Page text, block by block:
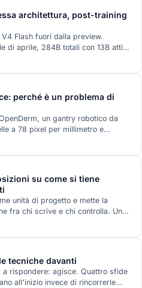
architettura, post-training
Flash fuori dalla preview.
di aprile, 284B totali con 13B attivi,
rifatto: Terminal-Bench 2.1
perché è un problema di
un gantry robotico da
a 78 pixel per millimetro e
diagnosi precoce non è il
software AI approvato per
su come si tiene
unità di progetto e mette la
fra chi scrive e chi controlla. Un
il ciclo con un DAG statico, e
l'orchestratore in svantaggio.
i token di una chat per un
tecniche davanti
rispondere: agisce. Quattro sfide
all'inizio invece di rincorrerle